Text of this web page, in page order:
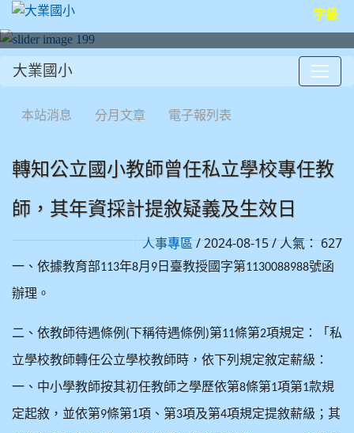
字級
大業國小
本站消息 分月文章 電子報列表
轉知公立國小教師曾任私立學校專任教
師，其年資採計提敘疑義及生效日
人事專區/ 2024-08-15 / 人氣： 627
一、依據教育部113年8月 9 日臺教授國字第1130088988號函
辦理。
二、依教師待遇條例 (下稱待遇條例 )第11條第2項規定：「私
立學校教師轉任公立學校教師時，依下列規定敘定薪級：
一、中小學教師按其初任教師之學歷依第8條第1項第1款規
定起敘，並依第9條第1項、第3項及第4項規定提敘薪級；其